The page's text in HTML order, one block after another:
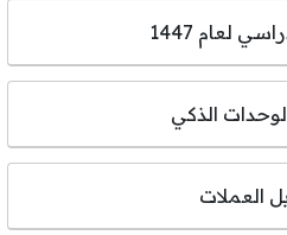
لعام 1447
الذكي
العملات